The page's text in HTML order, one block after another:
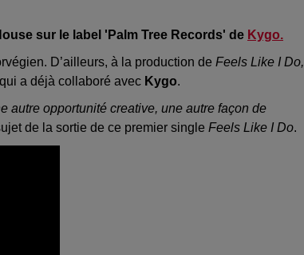
sur le label 'Palm Tree Records' de Kygo.
D’ailleurs, à la production de Feels Like I Do,
qui a déjà collaboré avec Kygo.
autre opportunité creative, une autre façon de
de la sortie de ce premier single Feels Like I Do.